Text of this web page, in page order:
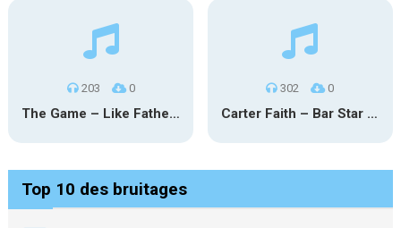
203 0
The Game – Like Father Like Daughter
302 0
Carter Faith – Bar Star Vevo
Top 10 des bruitages